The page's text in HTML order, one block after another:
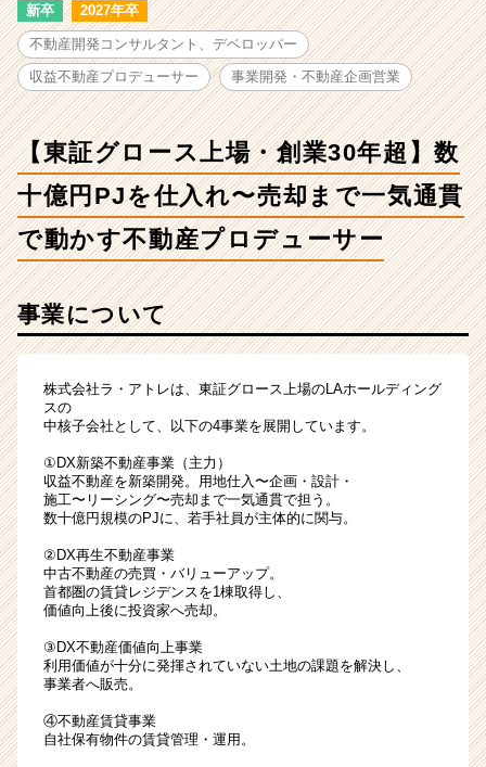
超】
数
十
PJ
仕
入
れ〜
売
一
通
貫
動
か
す
産
プ
デ
ュ
ー
新卒 2027年卒
不動産開発コンサルタント、デベロッパー
収益不動産プロデューサー 事業開発・不動産企画営業
【東証グロース上場・創業30年超】数
十億円PJを仕入れ〜売却まで一気通貫
で動かす不動産プロデューサー
事業について
株式会社ラ・アトレは、東証グロース上場のLAホールディング
スの
中核子会社として、以下の4事業を展開しています。
①DX新築不動産事業（主力）
収益不動産を新築開発。用地仕入〜企画・設計・
施工〜リーシング〜売却まで一気通貫で担う。
数十億円規模のPJに、若手社員が主体的に関与。
②DX再生不動産事業
中古不動産の売買・バリューアップ。
首都圏の賃貸レジデンスを1棟取得し、
価値向上後に投資家へ売却。
③DX不動産価値向上事業
利用価値が十分に発揮されていない土地の課題を解決し、
事業者へ販売。
④不動産賃貸事業
自社保有物件の賃貸管理・運用。